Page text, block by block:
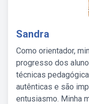
Sandra
Como orientador,
progresso dos
técnicas
autênticas e são
entusiasmo. Minha